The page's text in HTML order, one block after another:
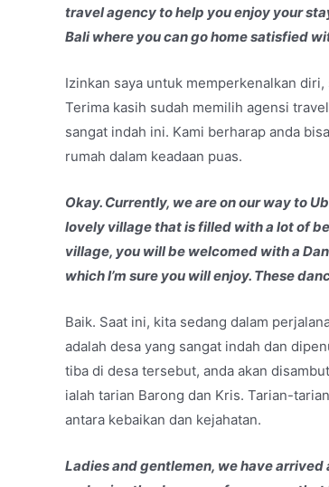
travel agency to help you enjoy your
Bali where you can go home satisfied
Izinkan saya untuk memperkenalkan
Terima kasih sudah memilih agensi
sangat indah ini. Kami berharap anda
rumah dalam keadaan puas.
Okay. Currently, we are on our way to
lovely village that is filled with a lot of
village, you will be welcomed with a
which I’m sure you will enjoy. These
Baik. Saat ini, kita sedang dalam
adalah desa yang sangat indah dan
tiba di desa tersebut, anda akan
ialah tarian Barong dan Kris. Tarian-
antara kebaikan dan kejahatan.
Ladies and gentlemen, we have